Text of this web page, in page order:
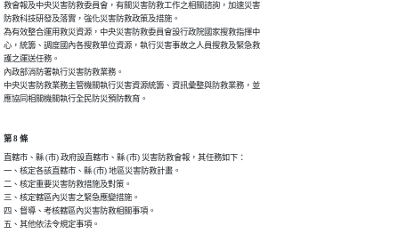
救會報及中央災害防救委員會，有關災害防救工作之相關諮詢，加速災害
防救科技研發及落實，強化災害防救政策及措施。
為有效整合運用救災資源，中央災害防救委員會設行政院國家搜救指揮中
心，統籌、調度國內各搜救單位資源，執行災害事故之人員搜救及緊急救
護之運送任務。
內政部消防署執行災害防救業務。
中央災害防救業務主管機關執行災害資源統籌、資訊彙整與防救業務，並
應協同相關機關執行全民防災預防教育。
第 8 條
直轄市、縣 (市) 政府設直轄市、縣 (市) 災害防救會報，其任務如下：
一、核定各該直轄市、縣 (市) 地區災害防救計畫。
二、核定重要災害防救措施及對策。
三、核定轄區內災害之緊急應變措施。
四、督導、考核轄區內災害防救相關事項。
五、其他依法令規定事項。